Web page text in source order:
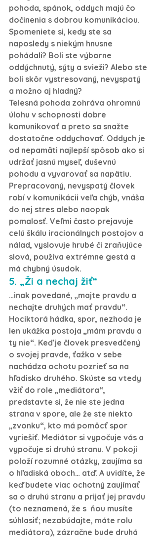
pohoda, spánok, oddych majú čo
dočinenia s dobrou komunikáciou.
Spomeniete si, kedy ste sa
naposledy s niekým hnusne
pohádali? Boli ste výborne
oddýchnutý, sýty a svieži? Alebo ste
boli skôr vystresovaný, nevyspatý
a možno aj hladný?
Telesná pohoda zohráva ohromnú
úlohu v schopnosti dobre
komunikovať a preto sa snažte
dostatočne oddychovať. Oddych je
od nepamäti najlepší spôsob ako si
udržať jasnú myseľ, duševnú
pohodu a vyvarovať sa napätiu.
Prepracovaný, nevyspatý človek
robí v komunikácii veľa chýb, vnáša
do nej stres alebo naopak
pomalosť. Veľmi často prejavuje
celú škálu iracionálnych postojov a
nálad, vyslovuje hrubé či zraňujúce
slová, používa extrémne gestá a
má chybný úsudok.
5. „Ži a nechaj žiť“
…inak povedané, „majte pravdu a
nechajte druhých mať pravdu“.
Hociktorá hádka, spor, nezhoda je
len ukážka postoja „mám pravdu a
ty nie“. Keď je človek presvedčený
o svojej pravde, ťažko v sebe
nachádza ochotu pozrieť sa na
hľadisko druhého. Skúste sa vtedy
vžiť do role „mediátora“,
predstavte si, že nie ste jedna
strana v spore, ale že ste niekto
„zvonku“, kto má pomôcť spor
vyriešiť. Mediátor si vypočuje vás a
vypočuje si druhú stranu. V pokoji
položí rozumné otázky, zaujíma sa
o hľadiská oboch… atď. A uvidíte, že
keď budete viac ochotný zaujímať
sa o druhú stranu a prijať jej pravdu
(to neznamená, že s  ňou musíte
súhlasiť; nezabúdajte, máte rolu
mediátora), zázračne bude druhá